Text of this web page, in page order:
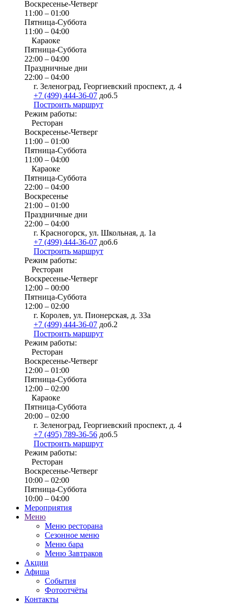
Воскресенье-Четверг
11:00 – 01:00
Пятница-Суббота
11:00 – 04:00
Караоке
Пятница-Суббота
22:00 – 04:00
Праздничные дни
22:00 – 04:00
г. Зеленоград, Георгиевский проспект, д. 4
+7 (499) 444-36-07 доб.5
Построить маршрут
Режим работы:
Ресторан
Воскресенье-Четверг
11:00 – 01:00
Пятница-Суббота
11:00 – 04:00
Караоке
Пятница-Суббота
22:00 – 04:00
Воскресенье
21:00 – 01:00
Праздничные дни
22:00 – 04:00
г. Красногорск, ул. Школьная, д. 1а
+7 (499) 444-36-07 доб.6
Построить маршрут
Режим работы:
Ресторан
Воскресенье-Четверг
12:00 – 00:00
Пятница-Суббота
12:00 – 02:00
г. Королев, ул. Пионерская, д. 33а
+7 (499) 444-36-07 доб.2
Построить маршрут
Режим работы:
Ресторан
Воскресенье-Четверг
12:00 – 01:00
Пятница-Суббота
12:00 – 02:00
Караоке
Пятница-Суббота
20:00 – 02:00
г. Зеленоград, Георгиевский проспект, д. 4
+7 (495) 789-36-56 доб.5
Построить маршрут
Режим работы:
Ресторан
Воскресенье-Четверг
10:00 – 02:00
Пятница-Суббота
10:00 – 04:00
Мероприятия
Меню
Меню ресторана
Сезонное меню
Меню бара
Меню Завтраков
Акции
Афиша
События
Фотоотчёты
Контакты